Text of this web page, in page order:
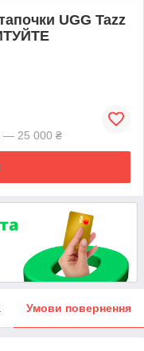
UGG Tazz
— 25 000 ₴
Умови повернення